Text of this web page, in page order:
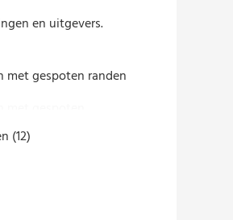
en uitgevers.
gespoten